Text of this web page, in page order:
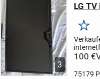
3
LG
100 €
75179